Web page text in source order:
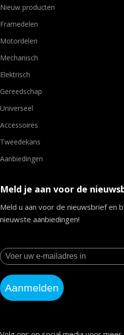
Nieuw producten
Framedelen
Motordelen
Mechanisch
Elektrisch
Gereedschap
Universeel
Accessoires
Tweedekans
Aanbiedingen
Meld je aan voor de
Meld u aan voor de nieuwsbrief en
nieuwste aanbiedingen!
Aanmelden